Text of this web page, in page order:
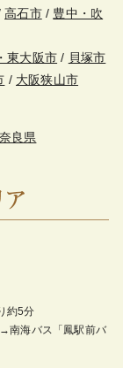
高石市/ 豊中・吹
東大阪市 / 貝塚市
/ 大阪狭山市
奈良県
約5分
南海バス「鳳駅前バ